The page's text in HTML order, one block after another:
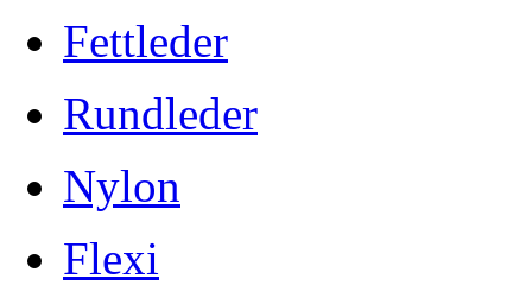
Fettleder
Rundleder
Nylon
Flexi